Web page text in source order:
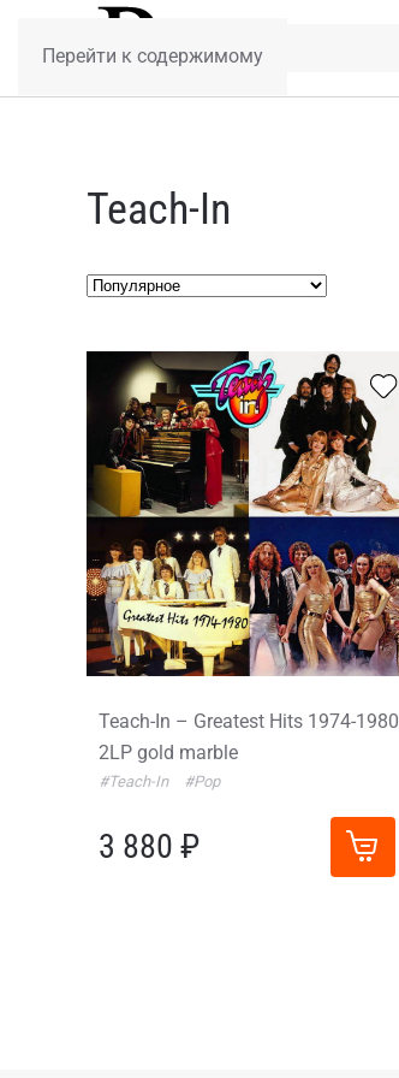
Перейти к содержимому
Teach-In
Teach-In – Greatest Hits 1974-1980
2LP gold marble
#Teach-In #Pop
3 880 ₽